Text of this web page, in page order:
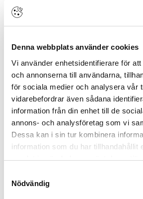
Denna webbplats använder cookies
Vi använder enhetsidentifierare för
och annonserna till användarna,
för sociala medier och analysera vår
vidarebefordrar även sådana
information från din enhet till de
annons- och analysföretag som vi
Dessa kan i sin tur kombinera
information som du har tillhandahållit
samlat in när du har använt deras
Nödvändig
Elslutbleck STEP 90
ARTIKEL:
Finns i lager
Skapa konto Logga in
Skapa inloggning, bli företagskund eller
se priser,
120 min
1200 kg
DÖRRHÄNGNING:
Höger, Vänster
KABEL INGÅR:
Nej
LISTTRYCK:
250 kg
LÅSTYP:
Enkelfallås,
Visa mer